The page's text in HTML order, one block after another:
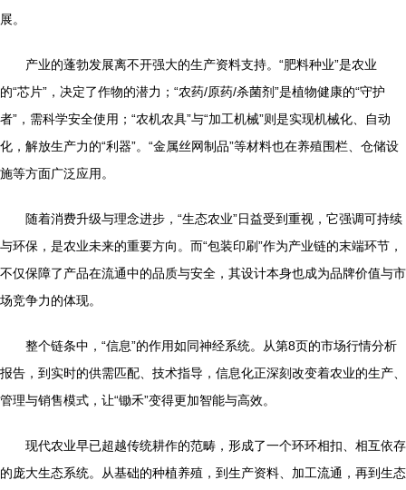
展。
产业的蓬勃发展离不开强大的生产资料支持。“肥料种业”是农业
的“芯片”，决定了作物的潜力；“农药/原药/杀菌剂”是植物健康的“守护
者”，需科学安全使用；“农机农具”与“加工机械”则是实现机械化、自动
化，解放生产力的“利器”。“金属丝网制品”等材料也在养殖围栏、仓储设
施等方面广泛应用。
随着消费升级与理念进步，“生态农业”日益受到重视，它强调可持续
与环保，是农业未来的重要方向。而“包装印刷”作为产业链的末端环节，
不仅保障了产品在流通中的品质与安全，其设计本身也成为品牌价值与市
场竞争力的体现。
整个链条中，“信息”的作用如同神经系统。从第8页的市场行情分析
报告，到实时的供需匹配、技术指导，信息化正深刻改变着农业的生产、
管理与销售模式，让“锄禾”变得更加智能与高效。
现代农业早已超越传统耕作的范畴，形成了一个环环相扣、相互依存
的庞大生态系统。从基础的种植养殖，到生产资料、加工流通，再到生态